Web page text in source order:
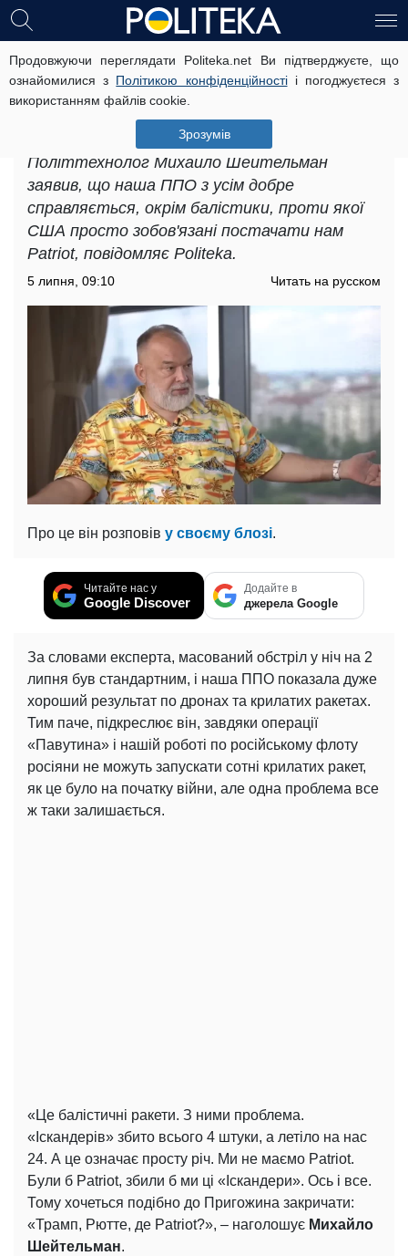
Продовжуючи переглядати Politeka.net Ви підтверджуєте, що
ознайомилися з Політикою конфіденційностіі погоджуєтеся з
використанням файлів cookie.
Зрозумів
"Трамп, Рютте, де Patriot?", -
Михайло Шейтельман обурився,
чому Україна досі не отримала
Політтехнолог Михайло Шейтельман
заявив, що наша ППО з усім добре
справляється, окрім балістики, проти якої
США просто зобов'язані постачати нам
Patriot, повідомляє Politeka.
5 липня, 09:10 Читать на русском
Про це він розповів у своєму блозі.
Читайте нас у
Google Discover
Додайте в
джерела Google
За словами експерта, масований обстріл у ніч на 2
липня був стандартним, і наша ППО показала дуже
хороший результат по дронах та крилатих ракетах.
Тим паче, підкреслює він, завдяки операції
«Павутина» і нашій роботі по російському флоту
росіяни не можуть запускати сотні крилатих ракет,
як це було на початку війни, але одна проблема все
ж таки залишається.
«Це балістичні ракети. З ними проблема.
«Іскандерів» збито всього 4 штуки, а летіло на нас
24. А це означає просту річ. Ми не маємо Patriot.
Були б Patriot, збили б ми ці «Іскандери». Ось і все.
Тому хочеться подібно до Пригожина закричати:
«Трамп, Рютте, де Patriot?», – наголошує Михайло
Шейтельман.